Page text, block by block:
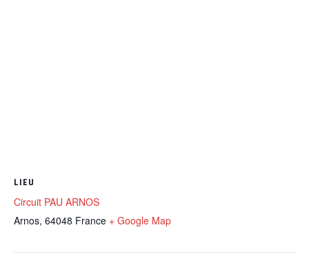
LIEU
Circuit PAU ARNOS
Arnos, 64048 France + Google Map